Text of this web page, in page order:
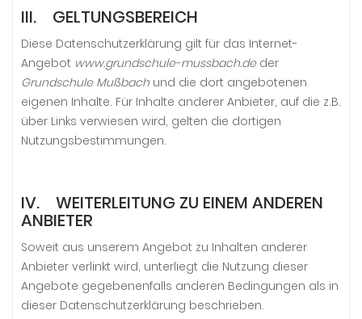
III. GELTUNGSBEREICH
Diese Datenschutzerklärung gilt für das Internet-
Angebot www.grundschule-mussbach.de der
Grundschule Mußbach und die dort angebotenen
eigenen Inhalte. Für Inhalte anderer Anbieter, auf die z.B.
über Links verwiesen wird, gelten die dortigen
Nutzungsbestimmungen.
IV. WEITERLEITUNG ZU EINEM ANDEREN
ANBIETER
Soweit aus unserem Angebot zu Inhalten anderer
Anbieter verlinkt wird, unterliegt die Nutzung dieser
Angebote gegebenenfalls anderen Bedingungen als in
dieser Datenschutzerklärung beschrieben.